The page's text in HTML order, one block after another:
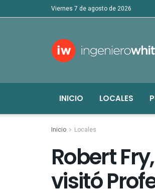
viernes 7 de agosto de 2026
INICIO LOCALES
Inicio Locales
Robert
visitó